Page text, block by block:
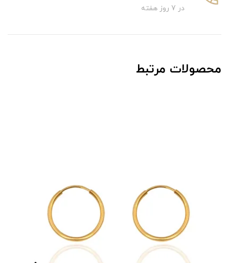
در 7 روز هفته
محصولات مرتبط